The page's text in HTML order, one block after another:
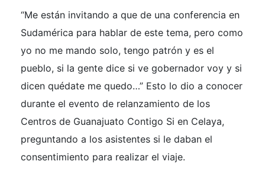
“Me están invitando a que de una conferencia en
Sudamérica para hablar de este tema, pero como
yo no me mando solo, tengo patrón y es el
pueblo, si la gente dice si ve gobernador voy y si
dicen quédate me quedo…” Esto lo dio a conocer
durante el evento de relanzamiento de los
Centros de Guanajuato Contigo Si en Celaya,
preguntando a los asistentes si le daban el
consentimiento para realizar el viaje.